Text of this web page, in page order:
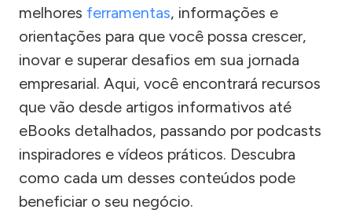
melhores ferramentas, informações e
orientações para que você possa crescer,
inovar e superar desafios em sua jornada
empresarial. Aqui, você encontrará recursos
que vão desde artigos informativos até
eBooks detalhados, passando por podcasts
inspiradores e vídeos práticos. Descubra
como cada um desses conteúdos pode
beneficiar o seu negócio.